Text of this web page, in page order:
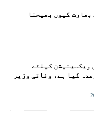
کیوں بھیجنا
ویکسینیشن کیلئے
کا وعدہ کیا ہے، وفاقی وزیر